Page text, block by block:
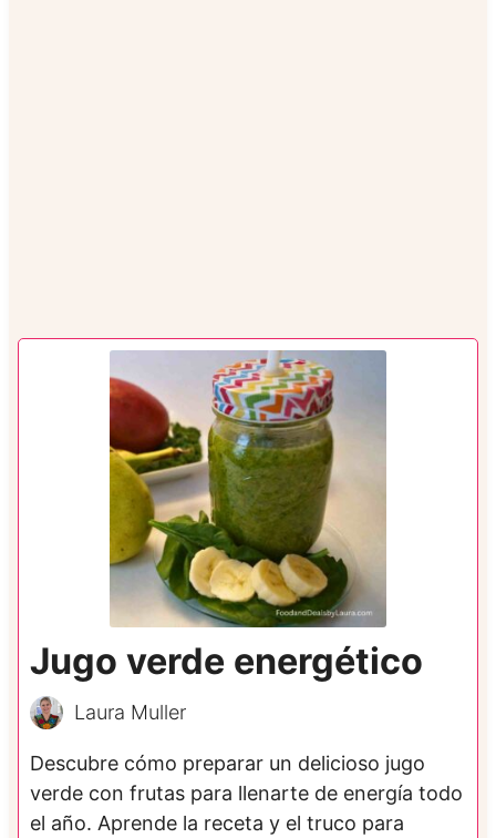
Jugo verde energético
Laura Muller
Descubre cómo preparar un delicioso jugo
verde con frutas para llenarte de energía todo
el año. Aprende la receta y el truco para